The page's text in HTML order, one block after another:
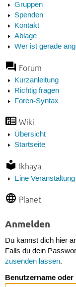
Gruppen
Spenden
Kontakt
Ablage
Wer ist gerade
Forum
Kurzanleitung
Richtig fragen
Foren-Syntax
Wiki
Übersicht
Startseite
Ikhaya
Eine
Planet
Anmelden
Du kannst dich hier
Falls du dein
zusenden lassen.
Benutzername oder